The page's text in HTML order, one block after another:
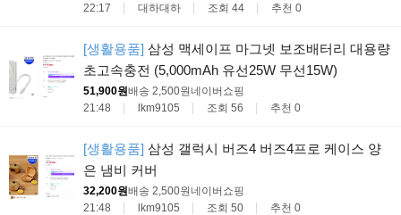
22:17
대하대하 조회 44 추천 0
[생활용품] 삼성 맥세이프 마그넷 보조배터리 대용량
초고속충전 (5,000mAh 유선25W 무선15W)
51,900원배송 2,500원네이버쇼핑
21:48
lkm9105 조회 56 추천 0
[생활용품] 삼성 갤럭시 버즈4 버즈4프로 케이스 양
은 냄비 커버
32,200원배송 2,500원네이버쇼핑
21:48
lkm9105 조회 50 추천 0